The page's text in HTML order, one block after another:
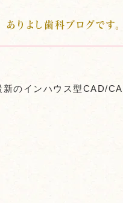
ありよし歯科ブログです。
のインハウス型CAD/